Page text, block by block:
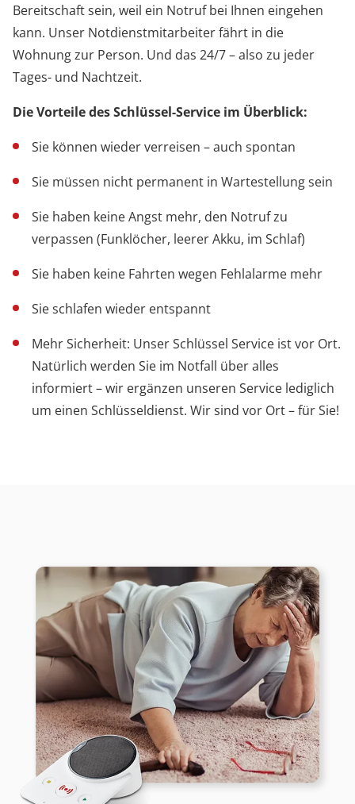
Bereitschaft sein, weil ein Notruf bei Ihnen eingehen
kann. Unser Notdienstmitarbeiter fährt in die
Wohnung zur Person. Und das 24/7 – also zu jeder
Tages- und Nachtzeit.
Die Vorteile des Schlüssel-Service im Überblick:
Sie können wieder verreisen – auch spontan
Sie müssen nicht permanent in Wartestellung sein
Sie haben keine Angst mehr, den Notruf zu
verpassen (Funklöcher, leerer Akku, im Schlaf)
Sie haben keine Fahrten wegen Fehlalarme mehr
Sie schlafen wieder entspannt
Mehr Sicherheit: Unser Schlüssel Service ist vor Ort.
Natürlich werden Sie im Notfall über alles
informiert – wir ergänzen unseren Service lediglich
um einen Schlüsseldienst. Wir sind vor Ort – für Sie!